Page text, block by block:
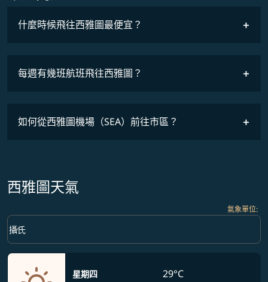
什麼時候飛往西雅圖最便宜？
COSMILE會員
每週有幾班航班飛往西雅圖？
如何從西雅圖機場（SEA）前往市區？
西雅圖天氣
氣象單位:
Weather unit option 攝氏 Selected
攝氏
keyboard_arrow_down
星期四
29°C